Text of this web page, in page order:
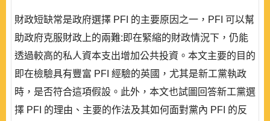
財政短缺常是政府選擇 PFI 的主要原因之一，PFI 可以幫
助政府克服財政上的兩難:即在緊縮的財政情況下，仍能
透過較高的私人資本支出增加公共投資。本文主要的目的
即在檢驗具有豐富 PFI 經驗的英國，尤其是新工黨執政
時，是否符合這項假設。此外，本文也試圖回答新工黨選
擇 PFI 的理由、主要的作法及其如何面對黨內 PFI 的反